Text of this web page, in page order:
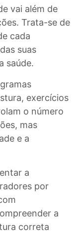
vai além de
Trata-se de
cada
suas
saúde.
exercícios
o número
mas
e a
a
por
a
correta